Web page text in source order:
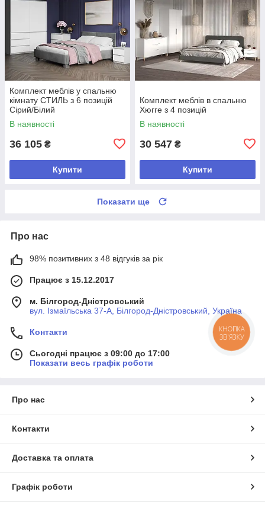
Комплект меблів у спальню
кімнату СТИЛЬ з 6 позицій
Сірий/Білий
В наявності
36 105 ₴
Купити
Комплект меблів в спальню
Хюгге з 4 позицій
В наявності
30 547 ₴
Купити
Показати ще
Про нас
98% позитивних з 48 відгуків за рік
Працює з 15.12.2017
м. Білгород-Дністровський
вул. Ізмаїльська 37-А, Білгород-Дністровський, Україна
Контакти
Сьогодні працює з 09:00 до 17:00
Показати весь графік роботи
Про нас
Контакти
Доставка та оплата
Графік роботи
КНОПКА
ЗВ'ЯЗКУ